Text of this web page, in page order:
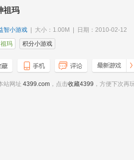
祖玛
智小游戏 | 大小：1.00M | 日期：2010-02-12
祖玛 积分小游戏
站网址 4399.com ，点击收藏4399 ，方便下次再玩